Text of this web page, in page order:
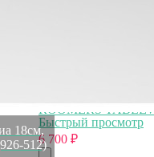
18см,
512)
ROOMERS
Быстрый просмотр
6 700 ₽